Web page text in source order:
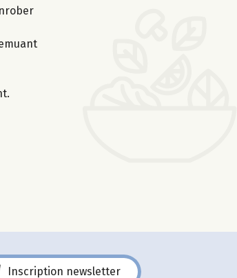
Inscription newsletter